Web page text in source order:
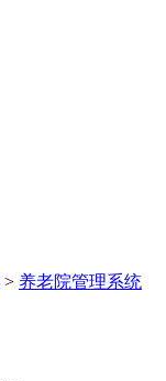
> 养老院管理系统